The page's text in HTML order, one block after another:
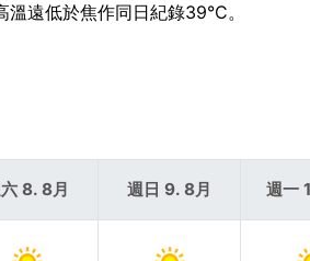
遠低於焦作同日紀錄39°C。
8. 8月 週日 9. 8月 週一